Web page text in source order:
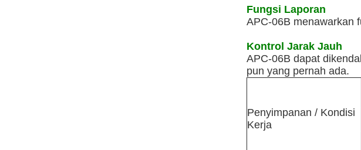
Fungsi Laporan
APC-06B menawarkan
Kontrol Jarak Jauh
APC-06B dapat
pun yang pernah ada.
Penyimpanan / Kondisi
Kerja